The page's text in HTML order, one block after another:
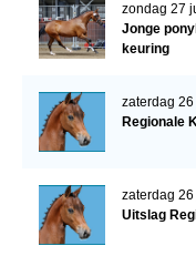
zondag 27
Jonge
keuring
zaterdag 26
Regionale
zaterdag 26
Uitslag